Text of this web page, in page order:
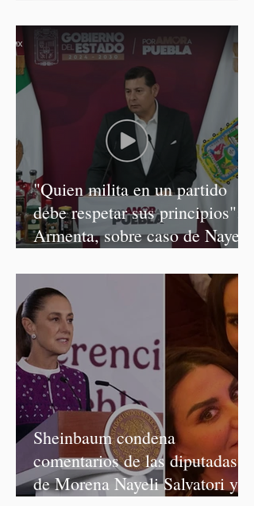
"Quien milita en un partido
debe respetar sus principios":
Armenta, sobre caso de Nayeli
Sheinbaum condena
comentarios de las diputadas
de Morena Nayeli Salvatori y